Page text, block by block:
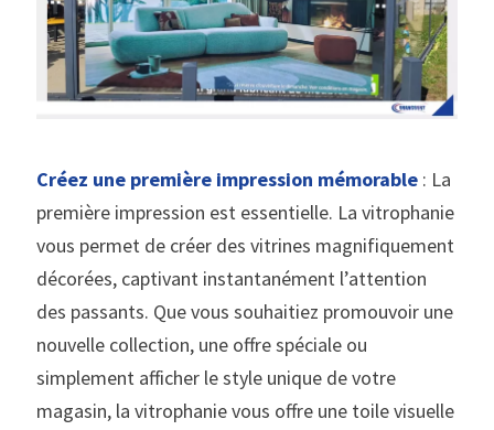
Créez une première impression mémorable : La
première impression est essentielle. La vitrophanie
vous permet de créer des vitrines magnifiquement
décorées, captivant instantanément l’attention
des passants. Que vous souhaitiez promouvoir une
nouvelle collection, une offre spéciale ou
simplement afficher le style unique de votre
magasin, la vitrophanie vous offre une toile visuelle